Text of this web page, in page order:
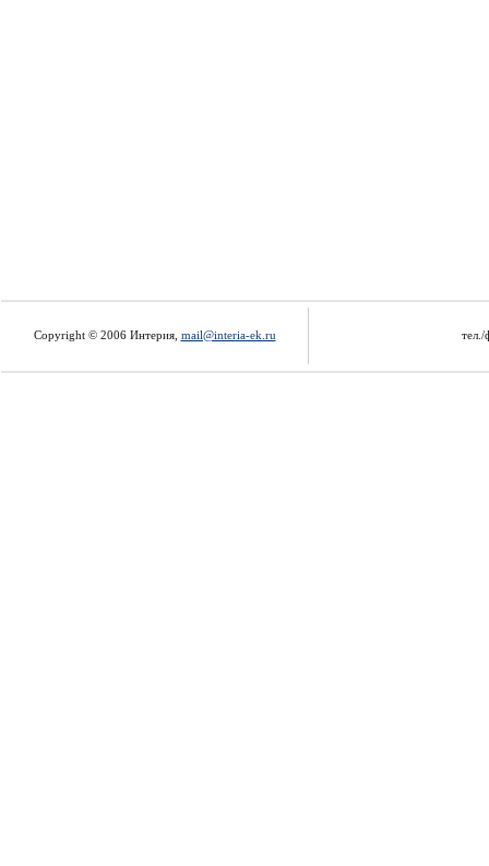
Copyright © 2006 Интерия, mail@interia-ek.ru